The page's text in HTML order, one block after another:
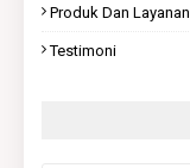
Produk Dan Layanan
Testimoni